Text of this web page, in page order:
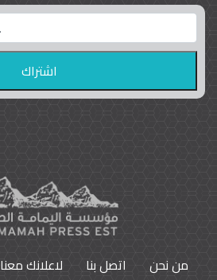
واشنطن بوست واللوبي المزدوج
9786
من نحن اتصل بنا لاعلانك معنا